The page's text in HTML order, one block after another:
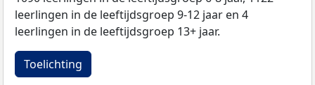
leerlingen in de leeftijdsgroep 9-12 jaar en 4
leerlingen in de leeftijdsgroep 13+ jaar.
Toelichting